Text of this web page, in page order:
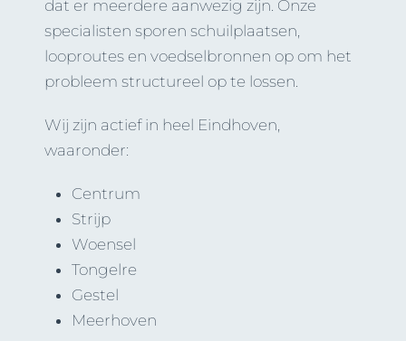
dat er meerdere aanwezig zijn. Onze
specialisten sporen schuilplaatsen,
looproutes en voedselbronnen op om het
probleem structureel op te lossen.
Wij zijn actief in heel Eindhoven,
waaronder:
Centrum
Strijp
Woensel
Tongelre
Gestel
Meerhoven